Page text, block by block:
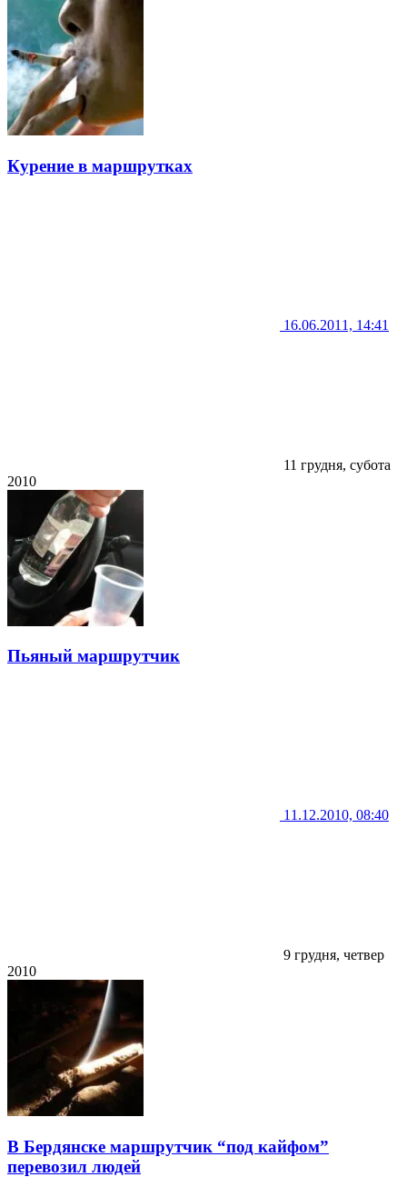
Курение в маршрутках
16.06.2011, 14:41
11 грудня, субота
2010
Пьяный маршрутчик
11.12.2010, 08:40
9 грудня, четвер
2010
В Бердянске маршрутчик “под кайфом”
перевозил людей